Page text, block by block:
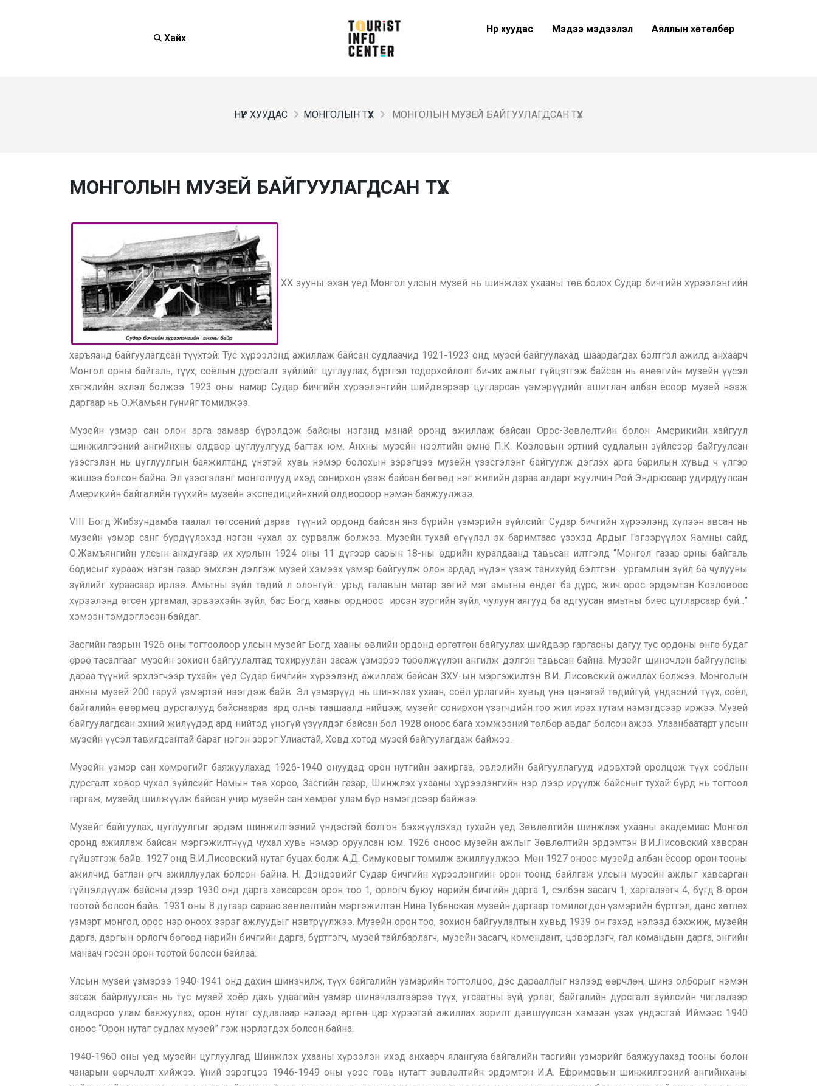
Хайх
Нүүр хуудас Мэдээ мэдээлэл Аяллын хөтөлбөр
НҮҮР ХУУДАС МОНГОЛЫН ТҮҮХ МОНГОЛЫН МУЗЕЙ БАЙГУУЛАГДСАН ТҮҮХ
МОНГОЛЫН МУЗЕЙ БАЙГУУЛАГДСАН ТҮҮХ
XX зууны эхэн үед Монгол улсын музей нь шинжлэх ухааны төв болох Судар бичгийн хүрээлэнгийн
харъяанд байгуулагдсан түүхтэй. Тус хүрээлэнд ажиллаж байсан судлаачид 1921-1923 онд музей байгуулахад шаардагдах бэлтгэл ажилд анхаарч
Монгол орны байгаль, түүх, соёлын дурсгалт зүйлийг цуглуулах, бүртгэл тодорхойлолт бичих ажлыг гүйцэтгэж байсан нь өнөөгийн музейн үүсэл
хөгжлийн эхлэл болжээ. 1923 оны намар Судар бичгийн хүрээлэнгийн шийдвэрээр цугларсан үзмэрүүдийг ашиглан албан ёсоор музей нээж
даргаар нь О.Жамьян гүнийг томилжээ.
Музейн үзмэр сан олон арга замаар бүрэлдэж байсны нэгэнд манай оронд ажиллаж байсан Орос-Зөвлөлтийн болон Америкийн хайгуул
шинжилгээний ангийнхны олдвор цуглуулгууд багтах юм. Анхны музейн нээлтийн өмнө П.К. Козловын эртний судлалын зүйлсээр байгуулсан
үзэсгэлэн нь цуглуулгын баяжилтанд үнэтэй хувь нэмэр болохын зэрэгцээ музейн үзэсгэлэнг байгуулж дэглэх арга барилын хувьд ч үлгэр
жишээ болсон байна. Эл үзэсгэлэнг монголчууд ихэд сонирхон үзэж байсан бөгөөд нэг жилийн дараа алдарт жуулчин Рой Эндрюсаар удирдуулсан
Америкийн байгалийн түүхийн музейн экспедицийнхний олдвороор нэмэн баяжуулжээ.
VIII Богд Жибзундамба таалал төгссөний дараа түүний ордонд байсан янз бүрийн үзмэрийн зүйлсийг Судар бичгийн хүрээлэнд хүлээн авсан нь
музейн үзмэр санг бүрдүүлэхэд нэгэн чухал эх сурвалж болжээ. Музейн тухай өгүүлэл эх баримтаас үзэхэд Ардыг Гэгээрүүлэх Яамны сайд
О.Жамъянгийн улсын анхдугаар их хурлын 1924 оны 11 дүгээр сарын 18-ны өдрийн хуралдаанд тавьсан илтгэлд “Монгол газар орны байгаль
бодисыг хурааж нэгэн газар эмхлэн дэлгэж музей хэмээх үзмэр байгуулж олон ардад нүдэн үзэж танихуйд бэлтгэн... ургамлын зүйл ба чулууны
зүйлийг хураасаар ирлээ. Амьтны зүйл төдий л олонгүй... урьд галавын матар зөгий мэт амьтны өндөг ба дүрс, жич орос эрдэмтэн Козловоос
хүрээлэнд өгсөн ургамал, эрвээхэйн зүйл, бас Богд хааны ордноос ирсэн зургийн зүйл, чулуун аягууд ба адгуусан амьтны биес цугларсаар буй...”
хэмээн тэмдэглэсэн байдаг.
Засгийн газрын 1926 оны тогтоолоор улсын музейг Богд хааны өвлийн ордонд өргөтгөн байгуулах шийдвэр гаргасны дагуу тус ордоны өнгө будаг
өрөө тасалгааг музейн зохион байгуулалтад тохируулан засаж үзмэрээ төрөлжүүлэн ангилж дэлгэн тавьсан байна. Музейг шинэчлэн байгуулсны
дараа түүний эрхлэгчээр тухайн үед Судар бичгийн хүрээлэнд ажиллаж байсан ЗХУ-ын мэргэжилтэн В.И. Лисовский ажиллах болжээ. Монголын
анхны музей 200 гаруй үзмэртэй нээгдэж байв. Эл үзмэрүүд нь шинжлэх ухаан, соёл урлагийн хувьд үнэ цэнэтэй төдийгүй, үндэсний түүх, соёл,
байгалийн өвөрмөц дурсгалууд байснаараа ард олны таашаалд нийцэж, музейг сонирхон үзэгчдийн тоо жил ирэх тутам нэмэгдсээр иржээ. Музей
байгуулагдсан эхний жилүүдэд ард нийтэд үнэгүй үзүүлдэг байсан бол 1928 оноос бага хэмжээний төлбөр авдаг болсон ажээ. Улаанбаатарт улсын
музейн үүсэл тавигдсантай бараг нэгэн зэрэг Улиастай, Ховд хотод музей байгуулагдаж байжээ.
Музейн үзмэр сан хөмрөгийг баяжуулахад 1926-1940 онуудад орон нутгийн захиргаа, эвлэлийн байгууллагууд идэвхтэй оролцож түүх соёлын
дурсгалт ховор чухал зүйлсийг Намын төв хороо, Засгийн газар, Шинжлэх ухааны хүрээлэнгийн нэр дээр ирүүлж байсныг тухай бүрд нь тогтоол
гаргаж, музейд шилжүүлж байсан учир музейн сан хөмрөг улам бүр нэмэгдсээр байжээ.
Музейг байгуулах, цуглуулгыг эрдэм шинжилгээний үндэстэй болгон бэхжүүлэхэд тухайн үед Зөвлөлтийн шинжлэх ухааны академиас Монгол
оронд ажиллаж байсан мэргэжилтнүүд чухал хувь нэмэр оруулсан юм. 1926 оноос музейн ажлыг Зөвлөлтийн эрдэмтэн В.И.Лисовский хавсран
гүйцэтгэж байв. 1927 онд В.И.Лисовский нутаг буцах болж А.Д. Симуковыг томилж ажиллуулжээ. Мөн 1927 оноос музейд албан ёсоор орон тооны
ажилчид батлан өгч ажиллуулах болсон байна. Н. Дэндэвийг Судар бичгийн хүрээлэнгийн орон тоонд байлгаж улсын музейн ажлыг хавсарган
гүйцэлдүүлж байсны дээр 1930 онд дарга хавсарсан орон тоо 1, орлогч буюу нарийн бичгийн дарга 1, сэлбэн засагч 1, харгалзагч 4, бүгд 8 орон
тоотой болсон байв. 1931 оны 8 дугаар сараас зөвлөлтийн мэргэжилтэн Нина Тубянская музейн даргаар томилогдон үзмэрийн бүртгэл, данс хөтлөх
үзмэрт монгол, орос нэр оноох зэрэг ажлуудыг нэвтрүүлжээ. Музейн орон тоо, зохион байгуулалтын хувьд 1939 он гэхэд нэлээд бэхжиж, музейн
дарга, даргын орлогч бөгөөд нарийн бичгийн дарга, бүртгэгч, музей тайлбарлагч, музейн засагч, комендант, цэвэрлэгч, гал командын дарга, энгийн
манаач гэсэн орон тоотой болсон байлаа.
Улсын музей үзмэрээ 1940-1941 онд дахин шинэчилж, түүх байгалийн үзмэрийн тогтолцоо, дэс дарааллыг нэлээд өөрчлөн, шинэ олборыг нэмэн
засаж байрлуулсан нь тус музей хоёр дахь удаагийн үзмэр шинэчлэлтээрээ түүх, угсаатны зүй, урлаг, байгалийн дурсгалт зүйлсийн чиглэлээр
олдвороо улам баяжуулах, орон нутаг судлалаар нэлээд өргөн цар хүрээтэй ажиллах зорилт дэвшүүлсэн хэмээн үзэх үндэстэй. Иймээс 1940
оноос “Орон нутаг судлах музей” гэж нэрлэгдэх болсон байна.
1940-1960 оны үед музейн цуглуулгад Шинжлэх ухааны хүрээлэн ихэд анхаарч ялангуяа байгалийн тасгийн үзмэрийг баяжуулахад тооны болон
чанарын өөрчлөлт хийжээ. Үүний зэрэгцээ 1946-1949 оны үеэс говь нутагт зөвлөлтийн эрдэмтэн И.А. Ефримовын шинжилгээний ангийнханы